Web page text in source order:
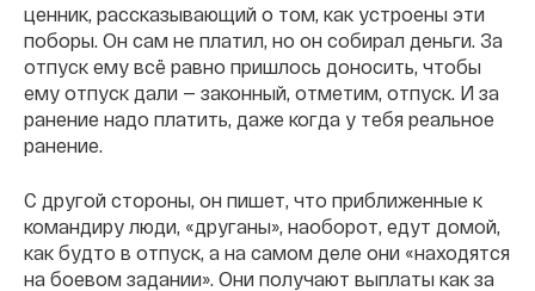
ценник, рассказывающий о том, как устроены эти
поборы. Он сам не платил, но он собирал деньги. За
отпуск ему всё равно пришлось доносить, чтобы
ему отпуск дали — законный, отметим, отпуск. И за
ранение надо платить, даже когда у тебя реальное
ранение.
С другой стороны, он пишет, что приближенные к
командиру люди, «друганы», наоборот, едут домой,
как будто в отпуск, а на самом деле они «находятся
на боевом задании». Они получают выплаты как за